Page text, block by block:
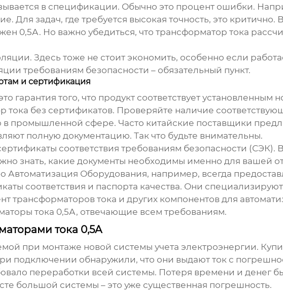
в спецификации. Обычно это процент ошибки.
Для задач, где требуется высокая точность, это
0,5А. Но важно убедиться, что трансформатор тока
Здесь тоже не стоит экономить, особенно если
требованиям безопасности – обязательный пункт.
и сертификация
гарантия того, что продукт соответствует
тока без сертификатов. Проверяйте наличие
в промышленной сфере. Часто китайские поставщики
полную документацию. Так что будьте внимательны.
соответствия требованиям безопасности (СЭК).
знать, какие документы необходимы именно для вашей
Оборудования, например, всегда
соответствия и паспорта качества. Они
трансформаторов тока и других компонентов для
тока 0,5А, отвечающие всем требованиям.
тока 0,5A
при монтаже новой системы учета электроэнергии.
подключении обнаружили, что они выдают ток с
переработки всей системы. Потеря времени и денег
большой системы – это уже существенная погрешность.